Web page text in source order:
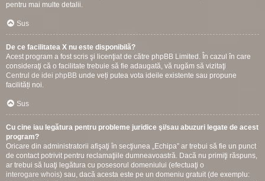
pentru mai multe detalii.
Sus
De ce facilitatea X nu este disponibilă?
Acest program a fost scris şi licenţiat de către phpBB Limited. În cazul în care
consideraţi că o facilitate trebuie să fie adaugată, vă rugăm să vizitaţi
Centrul de idei phpBB unde veți putea vota ideile existente sau propune
facilități noi.
Sus
Cu cine iau legătura pentru probleme juridice şi/sau abuzuri legate de acest
program?
Oricare din administratorii afişaţi în secţiunea „Echipa” ar trebui să fie un punct
de contact potrivit pentru reclamaţiile dumneavoastră. Dacă nu primiţi răspuns,
ar trebui să luaţi legătura cu posesorul domeniului (efectuaţi o
interogare whois) sau, dacă acesta este pe un domeniu gratuit (de exemplu: